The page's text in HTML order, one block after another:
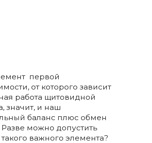
первой
от которого зависит
работа щитовидной
значит, и наш
баланс плюс обмен
Разве можно допустить
такого важного элемента?